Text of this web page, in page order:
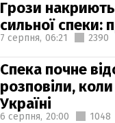
Грози
сильної спеки:
7 серпня, 06:21 2390
Спека почне
розповіли,
Україні
6 серпня, 20:00 1048